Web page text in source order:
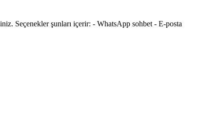
Seçenekler şunları içerir: - WhatsApp sohbet - E-posta